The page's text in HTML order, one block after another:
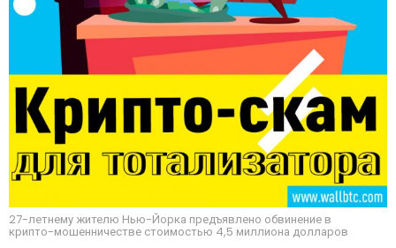
27-летнему жителю Нью-Йорка предъявлено обвинение в
крипто-мошенничестве стоимостью 4,5 миллиона долларов